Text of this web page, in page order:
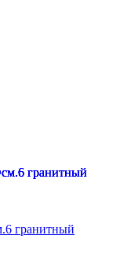
гранитный